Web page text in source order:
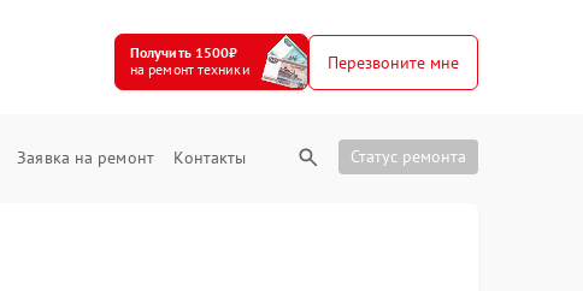
Получить 1500₽
на ремонт техники
Перезвоните мне
Заявка на ремонт Контакты Статус ремонта